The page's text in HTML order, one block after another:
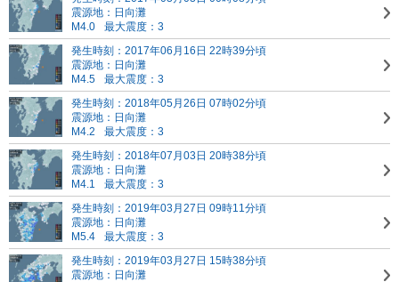
震源地：日向灘
M4.0
最大震度：3
発生時刻：2017年06月16日 22時39分頃
震源地：日向灘
M4.5
最大震度：3
発生時刻：2018年05月26日 07時02分頃
震源地：日向灘
M4.2
最大震度：3
発生時刻：2018年07月03日 20時38分頃
震源地：日向灘
M4.1
最大震度：3
発生時刻：2019年03月27日 09時11分頃
震源地：日向灘
M5.4
最大震度：3
発生時刻：2019年03月27日 15時38分頃
震源地：日向灘